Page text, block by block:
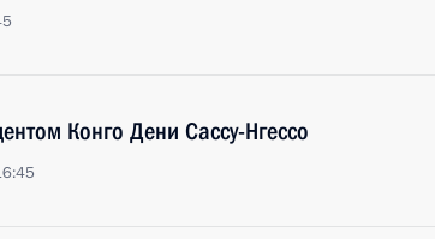
Конго Дени Сассу-Нгессо